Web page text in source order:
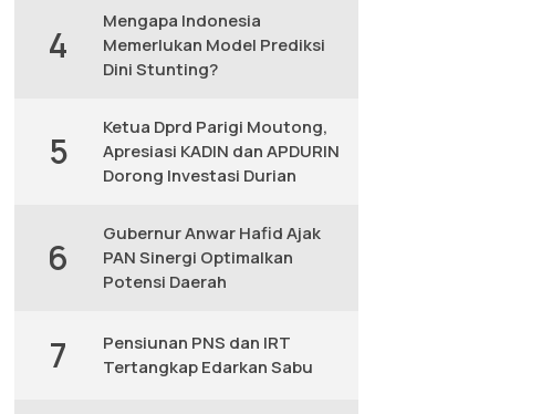
4
Mengapa Indonesia
Memerlukan Model Prediksi
Dini Stunting?
5
Ketua Dprd Parigi Moutong,
Apresiasi KADIN dan APDURIN
Dorong Investasi Durian
6
Gubernur Anwar Hafid Ajak
PAN Sinergi Optimalkan
Potensi Daerah
7
Pensiunan PNS dan IRT
Tertangkap Edarkan Sabu